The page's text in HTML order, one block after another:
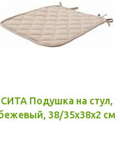
СИТА Подушка на стул,
38/35x38x2 см